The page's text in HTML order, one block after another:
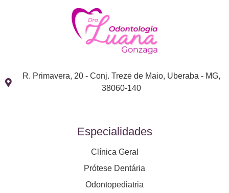
R. Primavera, 20 - Conj. Treze de Maio, Uberaba - MG,
38060-140
Especialidades
Clínica Geral
Prótese Dentária
Odontopediatria